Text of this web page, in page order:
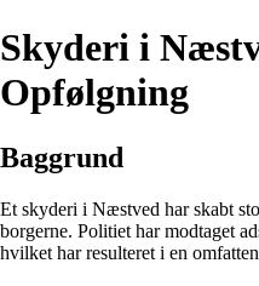
Skyderi i
Opfølgning
Baggrund
Et skyderi i Næstved har skabt
borgerne. Politiet har modtaget
hvilket har resulteret i en